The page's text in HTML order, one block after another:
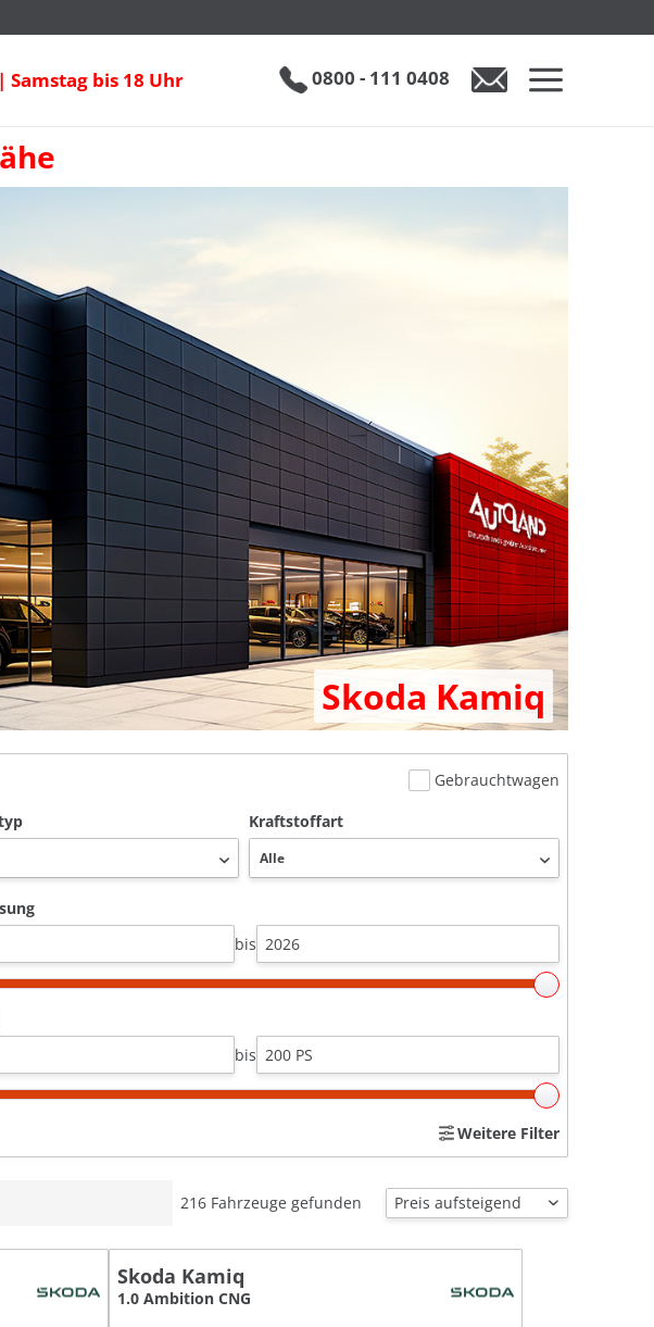
bis 18 Uhr 0800 - 111 0408
Skoda Kamiq
Gebrauchtwagen
Kraftstoffart
bis
bis
Weitere Filter
216 Fahrzeuge gefunden
Skoda Kamiq
1.0 Ambition CNG